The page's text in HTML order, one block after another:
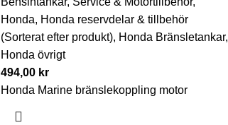
Honda, Honda reservdelar & tillbehör
(Sorterat efter produkt), Honda Bränsletankar,
Honda övrigt
494,00 kr
Honda Marine bränslekoppling motor